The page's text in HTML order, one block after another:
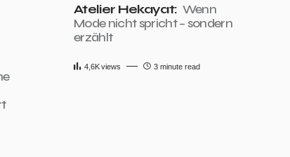
Atelier Hekayat: Wenn
Mode nicht spricht – sondern
erzählt
4,6Kviews 3 minute read